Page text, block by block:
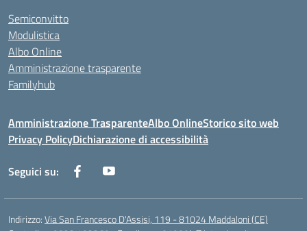
Semiconvitto
Modulistica
Albo Online
Amministrazione trasparente
Familyhub
Amministrazione TrasparenteAlbo OnlineStorico sito web
Privacy PolicyDichiarazione di accessibilità
Seguici su:
Indirizzo:Via San Francesco D'Assisi, 119 - 81024 Maddaloni (CE)